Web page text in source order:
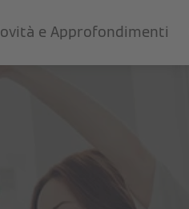
e Approfondimenti